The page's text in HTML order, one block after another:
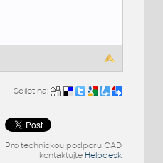
Sdílet na:
Pro technickou podporu CAD
kontaktujte Helpdesk